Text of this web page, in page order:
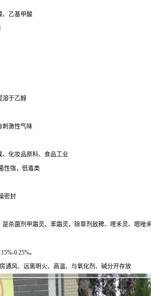
、乙基甲酸
溶于乙醇
刺激性气味
化妆品原料、食品工业
性强，低毒类
密封
是杀菌剂甲霜灵、苯霜灵，除草剂敌稗、喹禾灵、嗯
0.25%。
通风、远离明火、高温、与氧化剂、碱分开存放